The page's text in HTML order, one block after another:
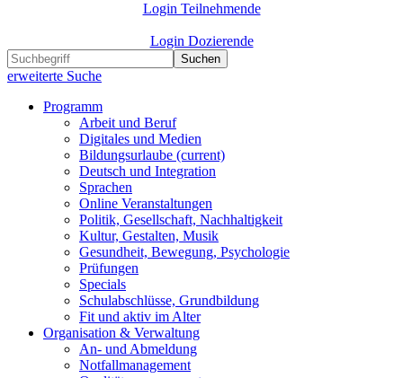
Login Teilnehmende
Login Dozierende
Suchen
erweiterte Suche
Programm
Arbeit und Beruf
Digitales und Medien
Bildungsurlaube (current)
Deutsch und Integration
Sprachen
Online Veranstaltungen
Politik, Gesellschaft, Nachhaltigkeit
Kultur, Gestalten, Musik
Gesundheit, Bewegung, Psychologie
Prüfungen
Specials
Schulabschlüsse, Grundbildung
Fit und aktiv im Alter
Organisation & Verwaltung
An- und Abmeldung
Notfallmanagement